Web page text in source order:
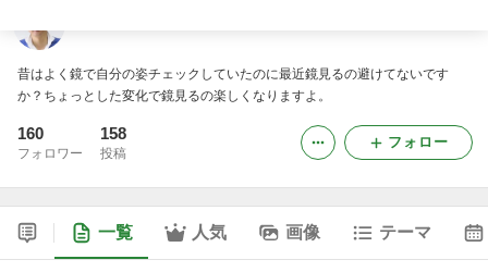
昔はよく鏡で自分の姿チェックしていたのに最近鏡見るの避けてないです
か？ちょっとした変化で鏡見るの楽しくなりますよ。
160
フォロワー
158
投稿
フォロー
一覧 人気 画像 テーマ